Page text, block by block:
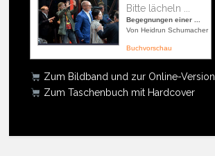
Bitte lächeln ...
Begegnungen einer ...
Von Heidrun Schumacher
Buchvorschau
Zum Bildband und zur Online-Version
Zum Taschenbuch mit Hardcover